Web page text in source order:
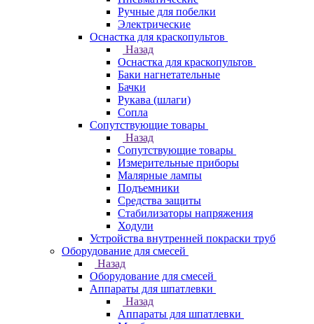
Ручные для побелки
Электрические
Оснастка для краскопультов
Назад
Оснастка для краскопультов
Баки нагнетательные
Бачки
Рукава (шлаги)
Сопла
Сопутствующие товары
Назад
Сопутствующие товары
Измерительные приборы
Малярные лампы
Подъемники
Средства защиты
Стабилизаторы напряжения
Ходули
Устройства внутренней покраски труб
Оборудование для смесей
Назад
Оборудование для смесей
Аппараты для шпатлевки
Назад
Аппараты для шпатлевки